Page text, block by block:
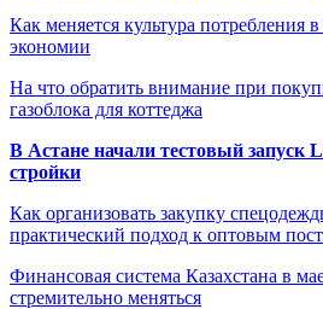
Как меняется культура потребления
экономии
На что обратить внимание при
газоблока для коттеджа
В Астане начали тестовый запуск
стройки
Как организовать закупку
практический подход к оптовым
Финансовая система Казахстана в
стремительно меняться